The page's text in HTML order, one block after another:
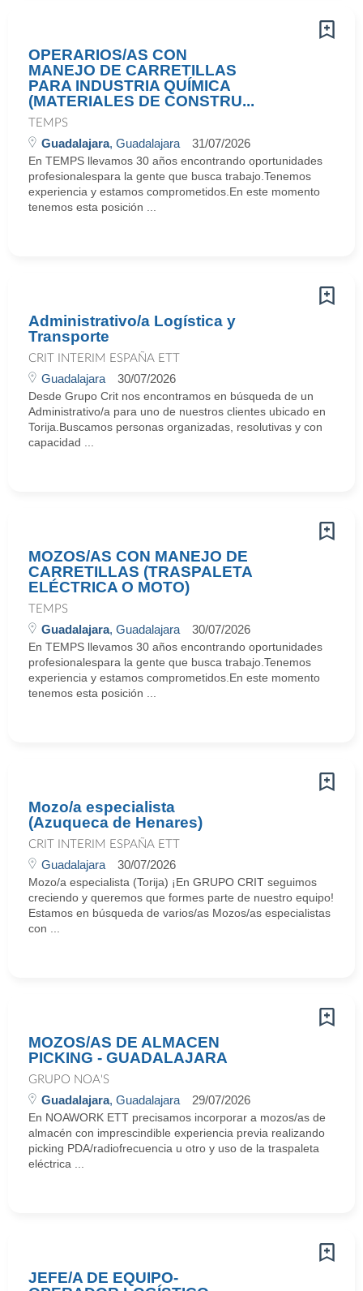
OPERARIOS/AS CON
MANEJO DE CARRETILLAS
PARA INDUSTRIA QUÍMICA
(MATERIALES DE CONSTRU...
TEMPS
Guadalajara, Guadalajara 31/07/2026
En TEMPS llevamos 30 años encontrando oportunidades
profesionalespara la gente que busca trabajo.Tenemos
experiencia y estamos comprometidos.En este momento
tenemos esta posición ...
Administrativo/a Logística y
Transporte
CRIT INTERIM ESPAÑA ETT
Guadalajara 30/07/2026
Desde Grupo Crit nos encontramos en búsqueda de un
Administrativo/a para uno de nuestros clientes ubicado en
Torija.Buscamos personas organizadas, resolutivas y con
capacidad ...
MOZOS/AS CON MANEJO DE
CARRETILLAS (TRASPALETA
ELÉCTRICA O MOTO)
TEMPS
Guadalajara, Guadalajara 30/07/2026
En TEMPS llevamos 30 años encontrando oportunidades
profesionalespara la gente que busca trabajo.Tenemos
experiencia y estamos comprometidos.En este momento
tenemos esta posición ...
Mozo/a especialista
(Azuqueca de Henares)
CRIT INTERIM ESPAÑA ETT
Guadalajara 30/07/2026
Mozo/a especialista (Torija) ¡En GRUPO CRIT seguimos
creciendo y queremos que formes parte de nuestro equipo!
Estamos en búsqueda de varios/as Mozos/as especialistas
con ...
MOZOS/AS DE ALMACEN
PICKING - GUADALAJARA
GRUPO NOA'S
Guadalajara, Guadalajara 29/07/2026
En NOAWORK ETT precisamos incorporar a mozos/as de
almacén con imprescindible experiencia previa realizando
picking PDA/radiofrecuencia u otro y uso de la traspaleta
eléctrica ...
JEFE/A DE EQUIPO-